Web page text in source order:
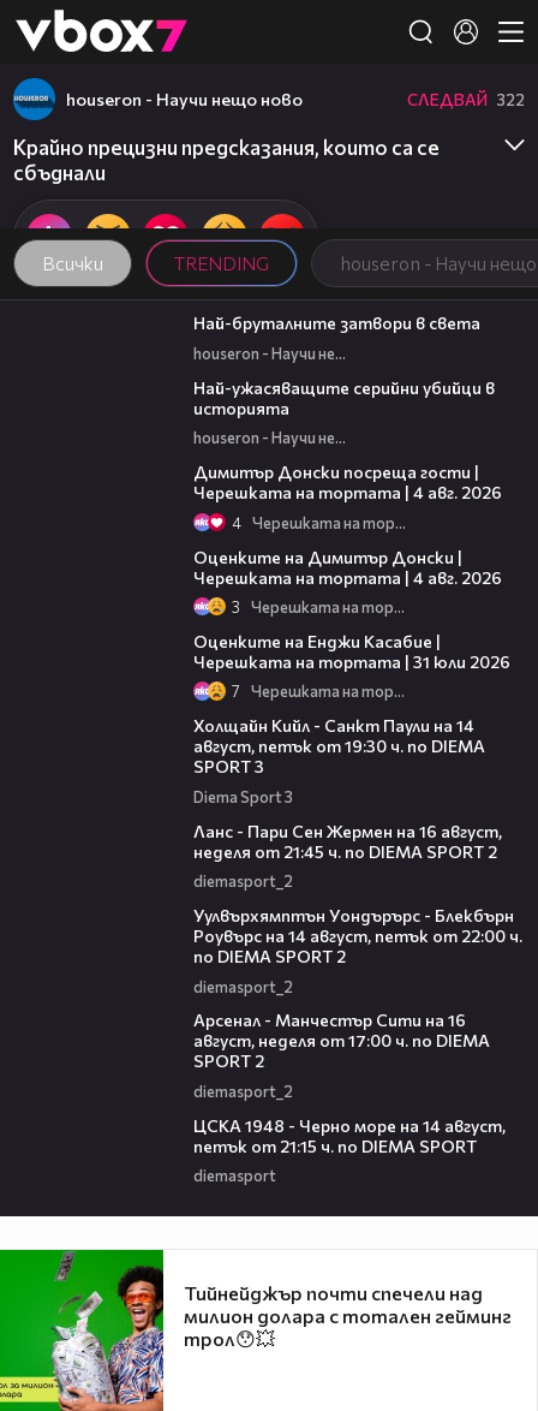
👾
Всички TRENDING houseron - Научи
houseron - Научи нещо ново СЛЕДВАЙ 322
Крайно прецизни предсказания, които са се
сбъднали
07:37
Най-бруталните затвори в света
houseron - Научи нещо ново
Най-ужасяващите серийни убийци в
историята
houseron - Научи нещо ново
Димитър Донски посреща гости |
Черешката на тортата | 4 авг. 2026
4 Черешката на тортата
Оценките на Димитър Донски |
Черешката на тортата | 4 авг. 2026
3 Черешката на тортата
Оценките на Енджи Касабие |
Черешката на тортата | 31 юли 2026
7 Черешката на тортата
Холщайн Кийл - Санкт Паули на 14
август, петък от 19:30 ч. по DIEMA
SPORT 3
Diema Sport 3
Ланс - Пари Сен Жермен на 16 август,
неделя от 21:45 ч. по DIEMA SPORT 2
diemasport_2
Уулвърхямптън Уондърърс - Блекбърн
Роувърс на 14 август, петък от 22:00 ч.
по DIEMA SPORT 2
diemasport_2
Арсенал - Манчестър Сити на 16
август, неделя от 17:00 ч. по DIEMA
SPORT 2
diemasport_2
ЦСКА 1948 - Черно море на 14 август,
петък от 21:15 ч. по DIEMA SPORT
diemasport
Тийнейджър почти спечели над
милион долара с тотален гейминг
трол😯💥